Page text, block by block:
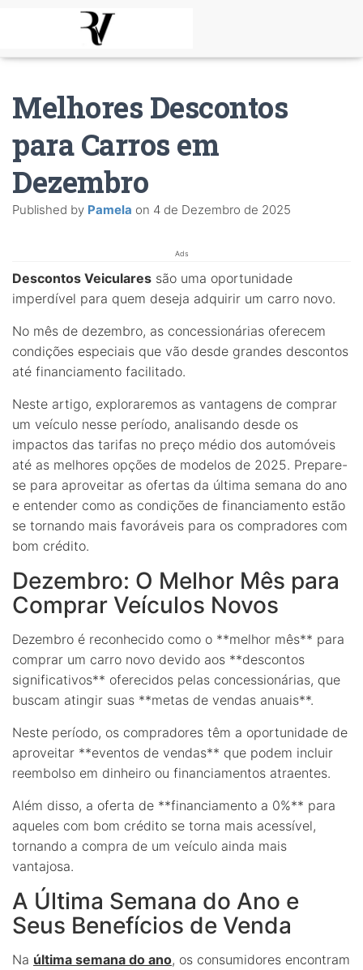
Melhores Descontos
para Carros em
Dezembro
Published by Pamela on 4 de Dezembro de 2025
Ads
Descontos Veiculares são uma oportunidade
imperdível para quem deseja adquirir um carro novo.
No mês de dezembro, as concessionárias oferecem
condições especiais que vão desde grandes descontos
até financiamento facilitado.
Neste artigo, exploraremos as vantagens de comprar
um veículo nesse período, analisando desde os
impactos das tarifas no preço médio dos automóveis
até as melhores opções de modelos de 2025. Prepare-
se para aproveitar as ofertas da última semana do ano
e entender como as condições de financiamento estão
se tornando mais favoráveis para os compradores com
bom crédito.
Dezembro: O Melhor Mês para
Comprar Veículos Novos
Dezembro é reconhecido como o **melhor mês** para
comprar um carro novo devido aos **descontos
significativos** oferecidos pelas concessionárias, que
buscam atingir suas **metas de vendas anuais**.
Neste período, os compradores têm a oportunidade de
aproveitar **eventos de vendas** que podem incluir
reembolso em dinheiro ou financiamentos atraentes.
Além disso, a oferta de **financiamento a 0%** para
aqueles com bom crédito se torna mais acessível,
tornando a compra de um veículo ainda mais
vantajosa.
A Última Semana do Ano e
Seus Benefícios de Venda
Na última semana do ano, os consumidores encontram